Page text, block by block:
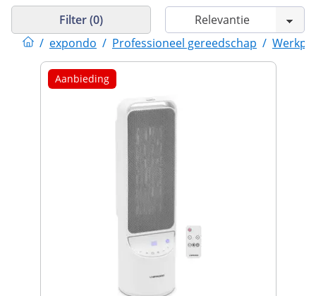
/ expondo / Professioneel gereedschap /
Filter (0)
Aanbieding